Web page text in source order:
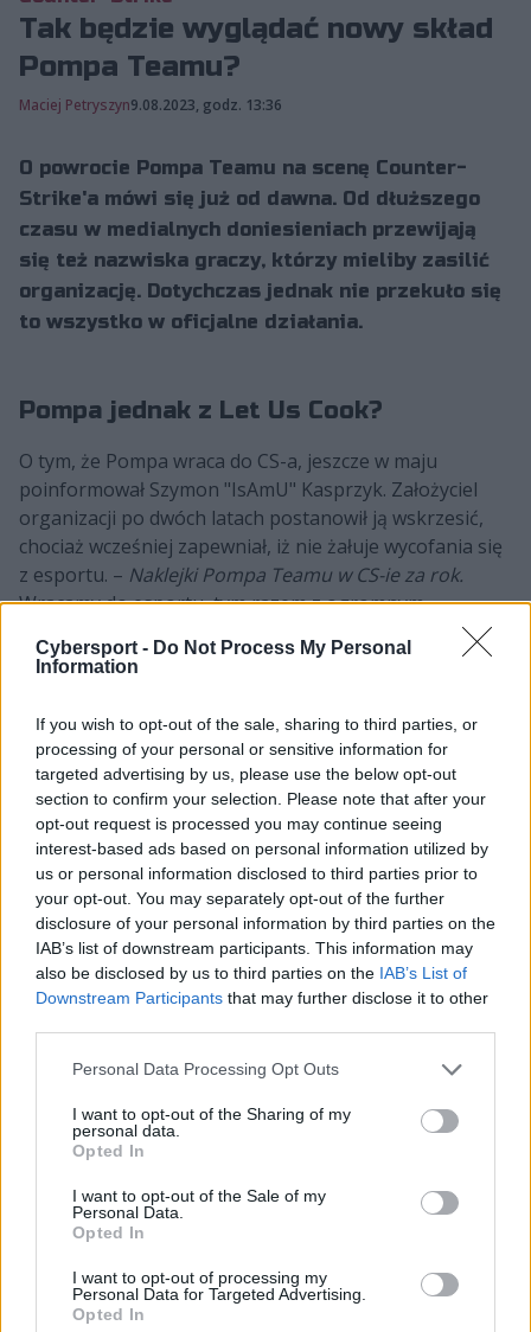
Cybersport - Do Not Process My Personal
Information
If you wish to opt-out of the sale, sharing to third parties, or
processing of your personal or sensitive information for
targeted advertising by us, please use the below opt-out
section to confirm your selection. Please note that after your
opt-out request is processed you may continue seeing
interest-based ads based on personal information utilized by
us or personal information disclosed to third parties prior to
your opt-out. You may separately opt-out of the further
disclosure of your personal information by third parties on the
IAB’s list of downstream participants. This information may
also be disclosed by us to third parties on the IAB’s List of
Downstream Participants that may further disclose it to other
Personal Data Processing Opt Outs
I want to opt-out of the Sharing of my
personal data.
Opted In
I want to opt-out of the Sale of my
Personal Data.
Opted In
I want to opt-out of processing my
Personal Data for Targeted Advertising.
Opted In
Tak będzie wyglądać nowy skład
Pompa Teamu?
Maciej Petryszyn9.08.2023, godz. 13:36
O powrocie Pompa Teamu na scenę Counter-
Strike'a mówi się już od dawna. Od dłuższego
czasu w medialnych doniesieniach przewijają
się też nazwiska graczy, którzy mieliby zasilić
organizację. Dotychczas jednak nie przekuło się
to wszystko w oficjalne działania.
Pompa jednak z Let Us Cook?
O tym, że Pompa wraca do CS-a, jeszcze w maju
poinformował Szymon "IsAmU" Kasprzyk. Założyciel
organizacji po dwóch latach postanowił ją wskrzesić,
chociaż wcześniej zapewniał, iż nie żałuje wycofania się
z esportu. – Naklejki Pompa Teamu w CS-ie za rok.
Wracamy do esportu, tym razem z ogromnym
"Stormoonem" Kwaśniewskim – mówił IsAmU za
wspólnie namieszać w polskim esporcie.Więcej info
niedługo – wtórował mu wspomniany Kwaśniewski,
założyciel agencji StormMedia. Od tego czasu minęły
trzy miesiące, ale jak na razie organizacja nie
zaprezentowała nam swoich nowych reprezentantów.
Nie brakowało jednak plotek na ich temat.
Śledź transfery na scenie Counter-
Strike'a:
A teraz z nową dozą nieoficjalnych doniesień
przychodzi do nas profil
na Twitterze. Już od dawna informował on o tym, że
Pompa chcę zaangażować Let Us Cook, czyli zespół